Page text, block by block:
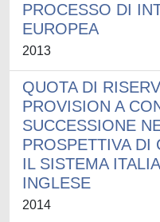
PROCESSO DI
EUROPEA
2013
QUOTA DI
PROVISION A
SUCCESSIONE
PROSPETTIVA DI
IL SISTEMA
INGLESE
2014